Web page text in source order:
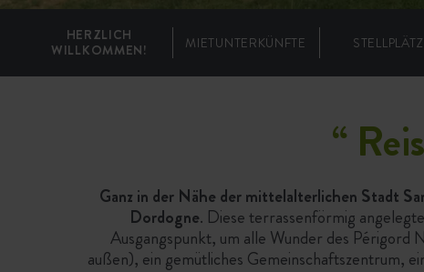
HERZLICH
WILLKOMMEN!
MIETUNTERKÜNFTE
“
Ganz in der Nähe der mittelalterlichen Stadt
Dordogne. Diese terrassenförmig
Ausgangspunkt, um alle Wunder des Périgord
außen), ein gemütliches Gemeinschaftszentrum,